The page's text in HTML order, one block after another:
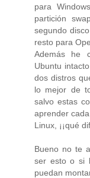
para
partición
segundo
resto para
Además he
Ubuntu
dos distros
lo mejor de
salvo estas
aprender
Linux, ¡¡qué
Bueno no te
ser esto o si
puedan